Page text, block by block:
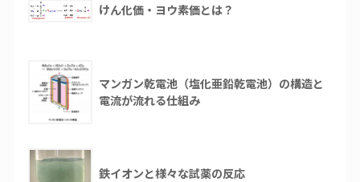
けん化価・ヨウ素価とは？
マンガン乾電池（塩化亜鉛乾電池）の構造と
電流が流れる仕組み
鉄イオンと様々な試薬の反応